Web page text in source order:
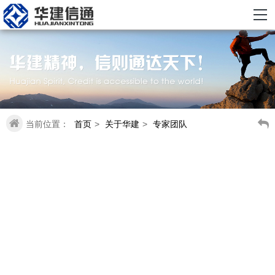
当前位置： 首页 > 关于华建 > 专家团队